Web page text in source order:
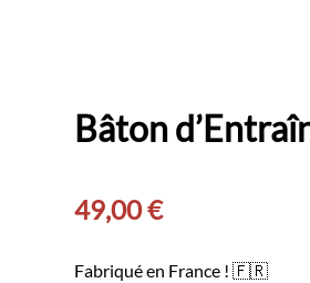
Bâton
49,00€
Fabriqué en France ! 🇫🇷